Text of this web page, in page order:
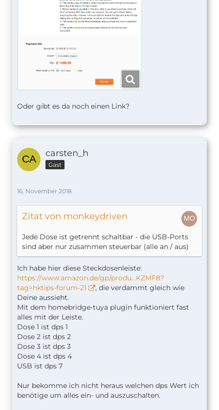
Oder gibt es da noch einen Link?
carsten_h
Gast
16. November 2018
Zitat von monkeydriven
Jede Dose ist getrennt schaltbar - die USB-Ports
sind aber nur zusammen steuerbar (alle an / aus)
Ich habe hier diese Steckdosenleiste:
https://www.amazon.de/gp/produ…KZMF8?
tag=hktips-forum-21
, die verdammt gleich wie
Deine aussieht.
Mit dem homebridge-tuya plugin funktioniert fast
alles mit der Leiste.
Dose 1 ist dps 1
Dose 2 ist dps 2
Dose 3 ist dps 3
Dose 4 ist dps 4
USB ist dps 7
Nur bekomme ich nicht heraus welchen dps Wert ich
benötige um alles ein- und auszuschalten.